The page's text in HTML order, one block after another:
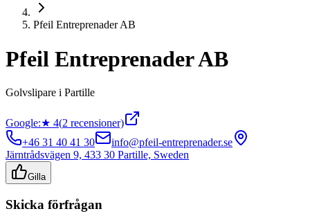
Pfeil Entreprenader AB
Pfeil Entreprenader AB
Golvslipare i Partille
Google:★ 4(2 recensioner)
+46 31 40 41 30
info@pfeil-entreprenader.se
Järntrådsvägen 9, 433 30 Partille, Sweden
Gilla
Skicka förfrågan